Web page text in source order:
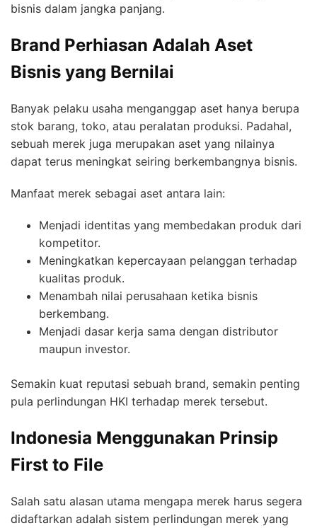
bisnis dalam jangka panjang.
Brand Perhiasan Adalah Aset
Bisnis yang Bernilai
Banyak pelaku usaha menganggap aset hanya berupa
stok barang, toko, atau peralatan produksi. Padahal,
sebuah merek juga merupakan aset yang nilainya
dapat terus meningkat seiring berkembangnya bisnis.
Manfaat merek sebagai aset antara lain:
Menjadi identitas yang membedakan produk dari
kompetitor.
Meningkatkan kepercayaan pelanggan terhadap
kualitas produk.
Menambah nilai perusahaan ketika bisnis
berkembang.
Menjadi dasar kerja sama dengan distributor
maupun investor.
Semakin kuat reputasi sebuah brand, semakin penting
pula perlindungan HKI terhadap merek tersebut.
Indonesia Menggunakan Prinsip
First to File
Salah satu alasan utama mengapa merek harus segera
didaftarkan adalah sistem perlindungan merek yang